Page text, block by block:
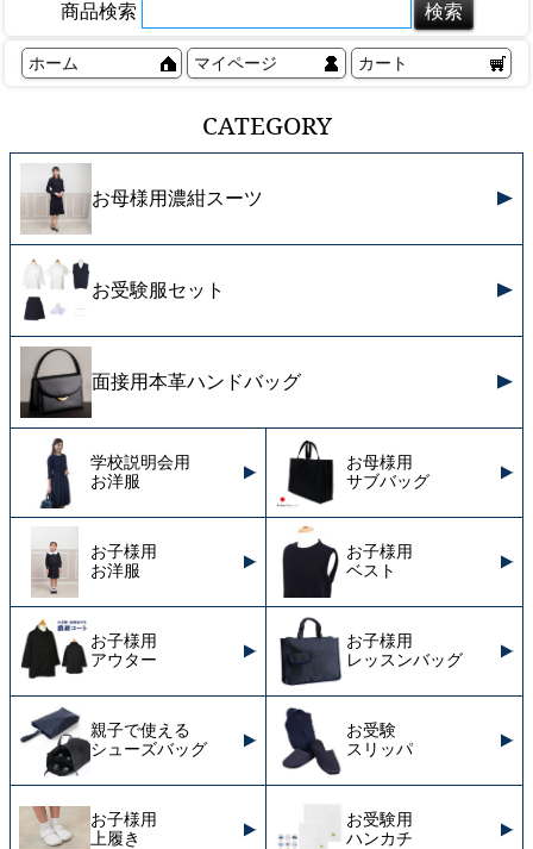
商品検索
ホーム マイページ カート
CATEGORY
お母様用濃紺スーツ
お受験服セット
面接用本革ハンドバッグ
学校説明会用
お洋服
お母様用
サブバッグ
お子様用
お洋服
お子様用
ベスト
お子様用
アウター
お子様用
レッスンバッグ
親子で使える
シューズバッグ
お受験
スリッパ
お子様用
上履き
お受験用
ハンカチ